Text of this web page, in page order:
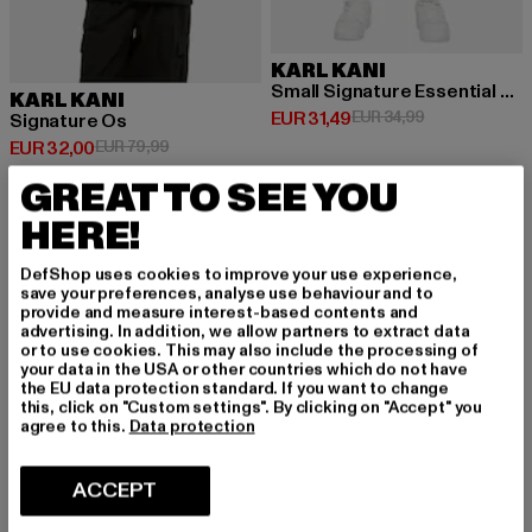
KARL KANI
Signature Os
EUR 32,00
Huidige prijs: EUR 32,00
EUR 79,99Actieprijs: EUR 79,99
KARL KANI
Small Signature Essential Mesh
EUR 31,49
Huidige prijs: EUR 31,49
EUR 34,99Actieprijs:
-26%
GREAT TO SEE YOU
HERE!
DefShop uses cookies to improve your use experience,
save your preferences, analyse use behaviour and to
provide and measure interest-based contents and
advertising. In addition, we allow partners to extract data
or to use cookies. This may also include the processing of
your data in the USA or other countries which do not have
the EU data protection standard. If you want to change
this, click on "Custom settings". By clicking on "Accept" you
agree to this. Data protection
ACCEPT